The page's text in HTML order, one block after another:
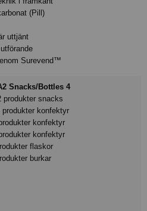
(Pill)
uttjänt
Surevend™
Snacks/Bottles 4
produkter snacks
produkter konfektyr
konfektyr
konfektyr
flaskor
burkar